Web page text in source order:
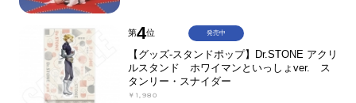
第4位
【グッズ-スタンドポップ】Dr.STONE アクリ
ルスタンド ホワイマンといっしょver. ス
タンリー・スナイダー
￥1,980
発売中